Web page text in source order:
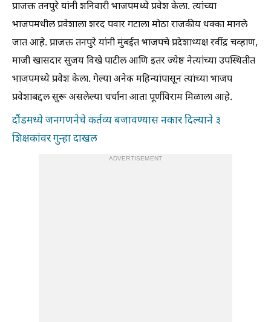
प्राजक्त तनपुरे यांनी शनिवारी भाजपमध्ये प्रवेश केला. त्यांच्या
भाजपमधील प्रवेशाला शरद पवार गटाला मोठा राजकीय धक्का मानले
जात आहे. प्राजक्त तनपुरे यांनी मुंबईत भाजपचे प्रदेशाध्यक्ष रवींद्र चव्हाण,
माजी खासदार सुजय विखे पाटील आणि इतर ज्येष्ठ नेत्यांच्या उपस्थितीत
भाजपमध्ये प्रवेश केला. गेल्या अनेक महिन्यांपासून त्यांच्या भाजप
प्रवेशाबद्दल सुरू असलेल्या चर्चांना आता पूर्णविराम मिळाला आहे.
दौंडमध्ये जनगणनेचे कर्तव्य बजावण्यास नकार दिल्याने ३
शिक्षकांवर गुन्हा दाखल
ADVERTISEMENT